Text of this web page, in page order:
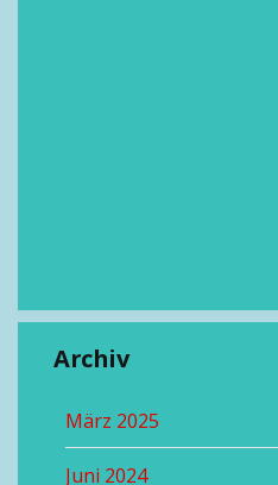
Archiv
März 2025
Juni 2024